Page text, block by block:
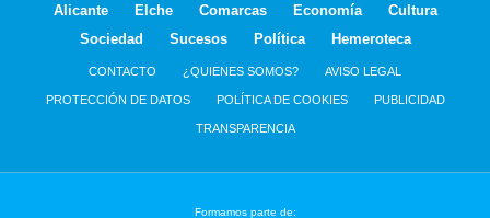
Alicante Elche Comarcas Economía
Cultura
Sociedad
Sucesos Política Hemeroteca
CONTACTO ¿QUIENES SOMOS? AVISO LEGAL
PROTECCIÓN DE DATOS POLÍTICA DE COOKIES PUBLICIDAD
TRANSPARENCIA
Formamos parte de: